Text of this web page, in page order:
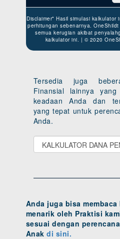
Disclaimer* Hasil simulasi
perhitungan sebenarnya.
semua kerugian akibat
kalkulator ini. | © 2020
Tersedia juga
Finansial lainnya
keadaan Anda dan
yang tepat untuk
Anda.
Anda juga bisa
menarik oleh Praktisi
sesuai dengan
Anakdi sini.